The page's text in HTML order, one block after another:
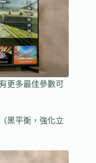
更多最佳參數可
黑平衡，強化立